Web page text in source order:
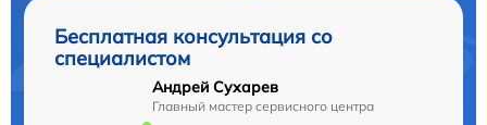
Бесплатная консультация со
специалистом
Андрей Сухарев
Главный мастер сервисного центра